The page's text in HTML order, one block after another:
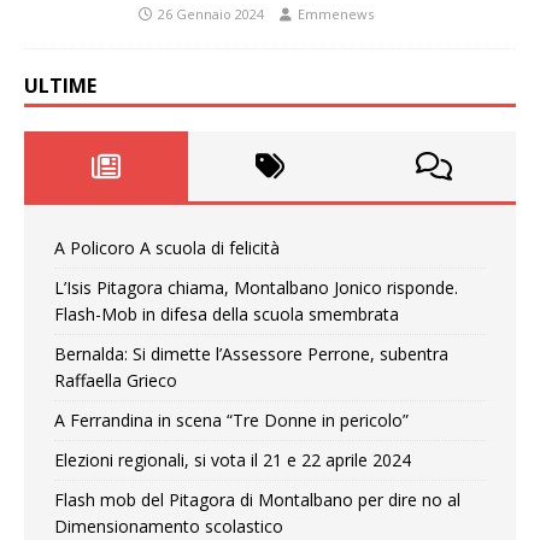
26 Gennaio 2024 Emmenews
ULTIME
A Policoro A scuola di felicità
L’Isis Pitagora chiama, Montalbano Jonico risponde.
Flash-Mob in difesa della scuola smembrata
Bernalda: Si dimette l’Assessore Perrone, subentra
Raffaella Grieco
A Ferrandina in scena “Tre Donne in pericolo”
Elezioni regionali, si vota il 21 e 22 aprile 2024
Flash mob del Pitagora di Montalbano per dire no al
Dimensionamento scolastico